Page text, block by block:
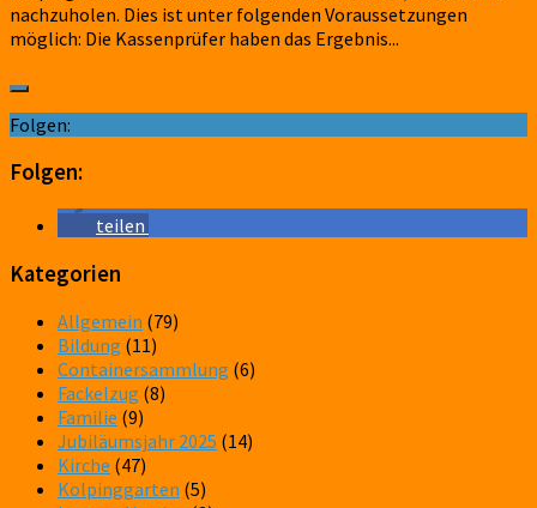
nachzuholen. Dies ist unter folgenden Voraussetzungen
möglich: Die Kassenprüfer haben das Ergebnis...
Folgen:
Folgen:
teilen
Kategorien
Allgemein (79)
Bildung (11)
Containersammlung (6)
Fackelzug (8)
Familie (9)
Jubiläumsjahr 2025 (14)
Kirche (47)
Kolpinggarten (5)